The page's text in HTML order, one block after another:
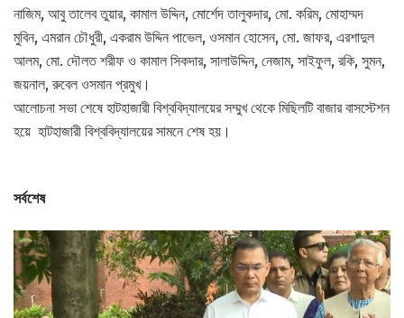
নাজিম, আবু তালেব তুয়ার, কামাল উদ্দিন, মোর্শেদ তালুকদার, মো. করিম, মোহাম্মদ
মুবিন, এমরান চৌধুরী, একরাম উদ্দিন পাভেল, ওসমান হোসেন, মো. জাফর, এরশাদুল
আলম, মো. দৌলত শরীফ ও কামাল সিকদার, সালাউদ্দিন, নেজাম, সাইফুল, রকি, সুমন,
জয়নাল, রুবেল ওসমান প্রমুখ।
আলোচনা সভা শেষে হাটহাজারী বিশ্ববিদ্যালয়ের সম্মুখ থেকে মিছিলটি বাজার বাসস্টেশন
হয়ে হাটহাজারী বিশ্ববিদ্যালয়ের সামনে শেষ হয়।
সর্বশেষ